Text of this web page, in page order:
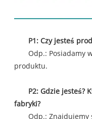
P1: Czy jesteś
Odp.: Posiadamy
produktu.
P2: Gdzie jesteś?
fabryki?
Odp.: Znajdujemy